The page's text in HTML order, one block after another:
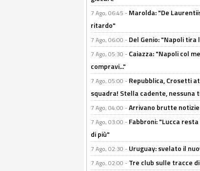
7 Ago, 06:45 - Marolda: "De
ritardo"
7 Ago, 06:00 - Del Genio: "Napoli
7 Ago, 05:30 - Caiazza: "Napoli col
compravi..."
7 Ago, 05:00 - Repubblica, Crosetti
squadra! Stella cadente,
7 Ago, 04:00 -Arrivano brutte
7 Ago, 03:00 - Fabbroni: "Lucca
di più"
7 Ago, 02:30 - Uruguay: svelato il
7 Ago, 02:00 - Tre club sulle tracce